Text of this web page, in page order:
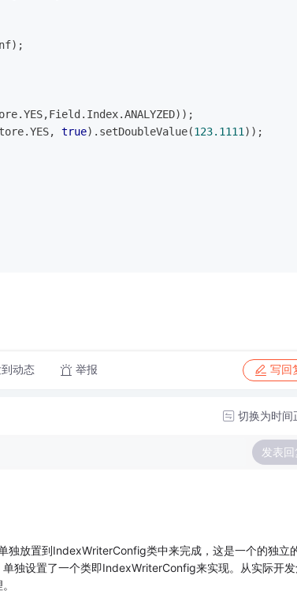
true).setDoubleValue(123.1111 ));
动态 举报 写回
切换为时间
发表回
放置到IndexWriterConfig类中来完成，这是一个的独立
独设置了一个类即IndexWriterConfig来实现。从实际开发